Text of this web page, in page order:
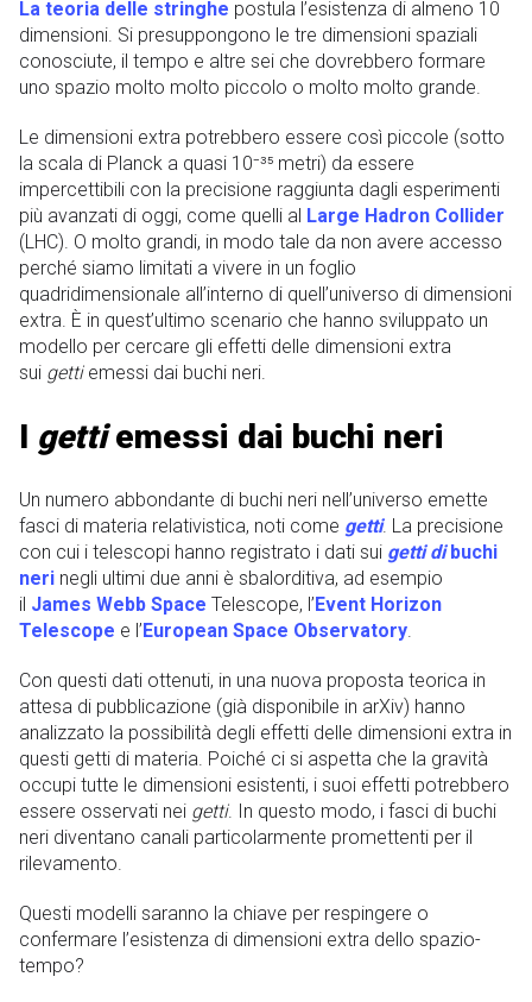
La teoria delle stringhe postula l’esistenza di almeno 10
dimensioni. Si presuppongono le tre dimensioni spaziali
conosciute, il tempo e altre sei che dovrebbero formare
uno spazio molto molto piccolo o molto molto grande.
Le dimensioni extra potrebbero essere così piccole (sotto
la scala di Planck a quasi 10⁻³⁵ metri) da essere
impercettibili con la precisione raggiunta dagli esperimenti
più avanzati di oggi, come quelli al Large Hadron Collider
(LHC). O molto grandi, in modo tale da non avere accesso
perché siamo limitati a vivere in un foglio
quadridimensionale all’interno di quell’universo di dimensioni
extra. È in quest’ultimo scenario che hanno sviluppato un
modello per cercare gli effetti delle dimensioni extra
sui gettiemessi dai buchi neri.
I gettiemessi dai buchi neri
Un numero abbondante di buchi neri nell’universo emette
fasci di materia relativistica, noti come getti. La precisione
con cui i telescopi hanno registrato i dati sui getti di buchi
neri negli ultimi due anni è sbalorditiva, ad esempio
il James Webb Space Telescope, l’ Event Horizon
Telescope e l’ European Space Observatory.
Con questi dati ottenuti, in una nuova proposta teorica in
attesa di pubblicazione (già disponibile in arXiv) hanno
analizzato la possibilità degli effetti delle dimensioni extra in
questi getti di materia. Poiché ci si aspetta che la gravità
occupi tutte le dimensioni esistenti, i suoi effetti potrebbero
essere osservati nei getti. In questo modo, i fasci di buchi
neri diventano canali particolarmente promettenti per il
rilevamento.
Questi modelli saranno la chiave per respingere o
confermare l’esistenza di dimensioni extra dello spazio-
tempo?